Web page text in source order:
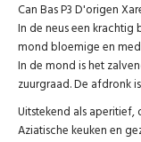
Can Bas P3 D'origen
In de neus een krachtig
mond bloemige en
In de mond is het
zuurgraad. De afdronk
Uitstekend als
Aziatische keuken en